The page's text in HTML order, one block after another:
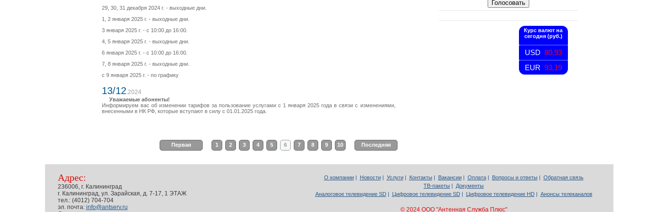
29, 30, 31 декабря 2024 г. - выходные дни.
1, 2 января 2025 г. - выходные дни.
3 января 2025 г. - с 10:00 до 16:00.
4, 5 января 2025 г. - выходные дни.
6 января 2025 г. - с 10:00 до 16:00.
7, 8 января 2025 г. - выходные дни.
с 9 января 2025 г. - по графику
13/12.2024
Уважаемые абоненты!
Информируем вас об изменении тарифов за пользование услугами с 1 января 2025 года в связи с изменениями,
внесенными в НК РФ, которые вступают в силу с 01.01.2025 года.
Первая 1 2 3 4 5 6 7 8 9 10 Последняя
Курс валют на
сегодня (руб.)
USD 80,93
EUR 93,19
Адрес:
236006, г. Калининград
г. Калининград, ул. Зарайская, д. 7-17, 1 ЭТАЖ
тел.: (4012) 704-704
эл. почта: info@antserv.ru
О компании| Новости| Услуги| Контакты| Вакансии| Оплата| Вопросы и ответы| Обратная связь
ТВ-пакеты | Документы
Аналоговое телевидение SD| Цифровое телевидение SD| Цифровое телевидение HD| Анонсы телеканалов
© 2024 ООО "Антенная Служба Плюс"